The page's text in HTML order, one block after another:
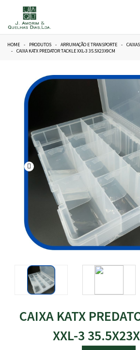
HOME PRODUTOS ARRUMAÇÃO E TRANSPORTE
CAIXA KATX PREDATOR TACKLE XXL-3 35.5X23X9CM
CAIXA KATX
XXL-3